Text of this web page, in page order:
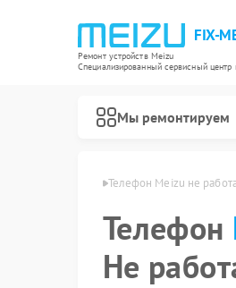
FIX-
Ремонт устройств Meizu
Специализированный cервисный центр
Мы ремонтируем
Телефон Meizu не
Телефон
Не